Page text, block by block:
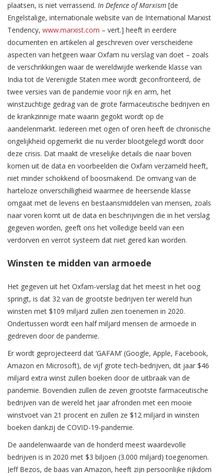
plaatsen, is niet verrassend. In Defence of Marxism [de
Engelstalige, internationale website van de International Marxist
Tendency, www.marxist.com – vert.] heeft in eerdere
documenten en artikelen al geschreven over verscheidene
aspecten van hetgeen waar Oxfam nu verslag van doet – zoals
de verschrikkingen waar de wereldwijde werkende klasse van
India tot de Verenigde Staten mee wordt geconfronteerd, de
twee versies van de pandemie voor rijk en arm, het
winstzuchtige gedrag van de grote farmaceutische bedrijven en
de krankzinnige mate waarin gegokt wordt op de
aandelenmarkt. Iedereen met ogen of oren heeft de chronische
ongelijkheid opgemerkt die nu verder blootgelegd wordt door
deze crisis. Dat maakt de vreselijke details die naar boven
komen uit de data en voorbeelden die Oxfam verzameld heeft,
niet minder schokkend of boosmakend. De omvang van de
harteloze onverschilligheid waarmee de heersende klasse
omgaat met de levens en bestaansmiddelen van mensen, zoals
naar voren komt uit de data en beschrijvingen die in het verslag
gegeven worden, geeft ons het volledige beeld van een
verdorven en verrot systeem dat niet gered kan worden.
Winsten te midden van armoede
Het gegeven uit het Oxfam-verslag dat het meest in het oog
springt, is dat 32 van de grootste bedrijven ter wereld hun
winsten met $109 miljard zullen zien toenemen in 2020.
Ondertussen wordt een half miljard mensen de armoede in
gedreven door de pandemie.
Er wordt geprojecteerd dat ‘GAFAM’ (Google, Apple, Facebook,
Amazon en Microsoft), de vijf grote tech-bedrijven, dit jaar $46
miljard extra winst zullen boeken door de uitbraak van de
pandemie. Bovendien zullen de zeven grootste farmaceutische
bedrijven van de wereld het jaar afronden met een mooie
winstvoet van 21 procent en zullen ze $12 miljard in winsten
boeken dankzij de COVID-19-pandemie.
De aandelenwaarde van de honderd meest waardevolle
bedrijven is in 2020 met $3 biljoen (3.000 miljard) toegenomen.
Jeff Bezos, de baas van Amazon, heeft zijn persoonlijke rijkdom